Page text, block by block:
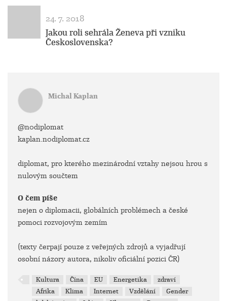
24. 7. 2018
Jakou roli sehrála Ženeva při vzniku
Československa?
Michal Kaplan
@n0diplomat
kaplan.n0diplomat.cz
diplomat, pro kterého mezinárodní vztahy nejsou hrou s
nulovým součtem
O čem píše
nejen o diplomacii, globálních problémech a české
pomoci rozvojovým zemím
(texty čerpají pouze z veřejných zdrojů a vyjadřují
osobní názory autora, nikoliv oficiální pozici ČR)
Kultura Čína EU Energetika
zdraví
Afrika
Klima Internet Vzdělání
Gender